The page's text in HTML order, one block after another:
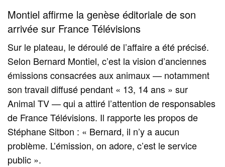
Montiel affirme la genèse éditoriale de son
arrivée sur France Télévisions
Sur le plateau, le déroulé de l’affaire a été précisé.
Selon Bernard Montiel, c’est la vision d’anciennes
émissions consacrées aux animaux — notamment
son travail diffusé pendant « 13, 14 ans » sur
Animal TV — qui a attiré l’attention de responsables
de France Télévisions. Il rapporte les propos de
Stéphane Sitbon : « Bernard, il n’y a aucun
problème. L’émission, on adore, c’est le service
public ».